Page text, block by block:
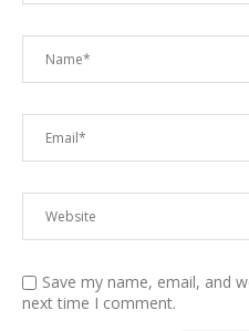
Save my name, email, and
next time I comment.